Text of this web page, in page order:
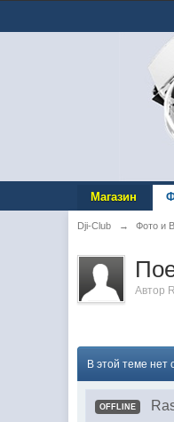
Магазин
Dji-Club → Фото и
Автор
В этой теме нет
OFFLINE